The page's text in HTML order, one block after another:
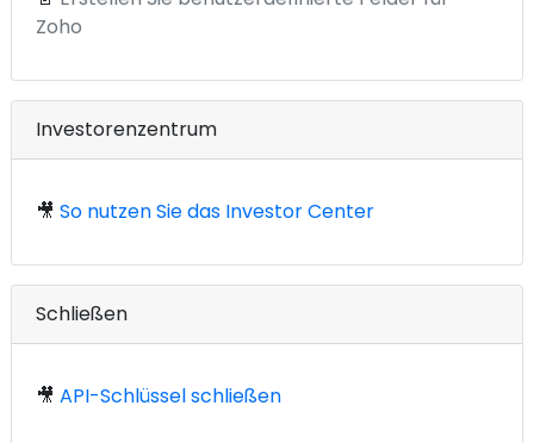
Zoho
Investorenzentrum
🎥 So nutzen Sie das Investor Center
Schließen
🎥 API-Schlüssel schließen